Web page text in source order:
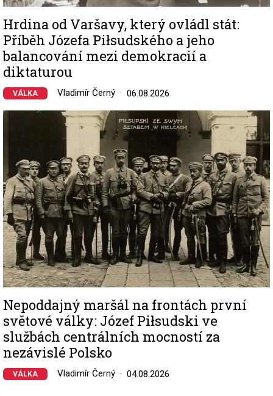
Hrdina od Varšavy, který ovládl stát:
Příběh Józefa Piłsudského a jeho
balancování mezi demokracií a
diktaturou
VÁLKA Vladimír Černý 06.08.2026
Image
Nepoddajný maršál na frontách první
světové války: Józef Piłsudski ve
službách centrálních mocností za
nezávislé Polsko
VÁLKA Vladimír Černý 04.08.2026